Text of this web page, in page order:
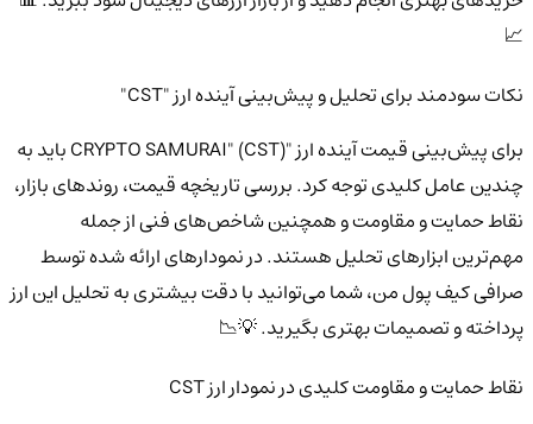
📈
نکات سودمند برای تحلیل و پیش‌بینی آینده ارز "CST"
برای پیش‌بینی قیمت آینده ارز "CRYPTO SAMURAI" (CST) باید به
چندین عامل کلیدی توجه کرد. بررسی تاریخچه قیمت، روندهای بازار،
نقاط حمایت و مقاومت و همچنین شاخص‌های فنی از جمله
مهم‌ترین ابزارهای تحلیل هستند. در نمودارهای ارائه شده توسط
صرافی کیف پول من، شما می‌توانید با دقت بیشتری به تحلیل این ارز
پرداخته و تصمیمات بهتری بگیرید. 💡📉
نقاط حمایت و مقاومت کلیدی در نمودار ارز CST